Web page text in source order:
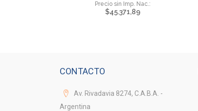
$45.371,89
CONTACTO
Av. Rivadavia 8274, C.A.B.A. -
Argentina